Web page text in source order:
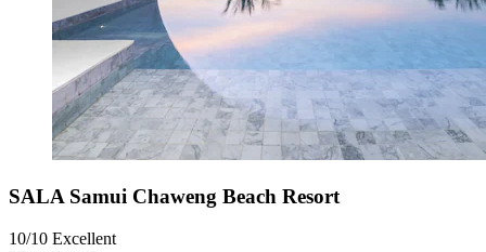
SALA Samui Chaweng Beach Resort
10/10 Excellent